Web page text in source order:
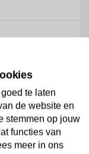
Protaras en
die in de
is graag bij
een
te laten
de website en
stemmen op jouw
functies van
meer in ons